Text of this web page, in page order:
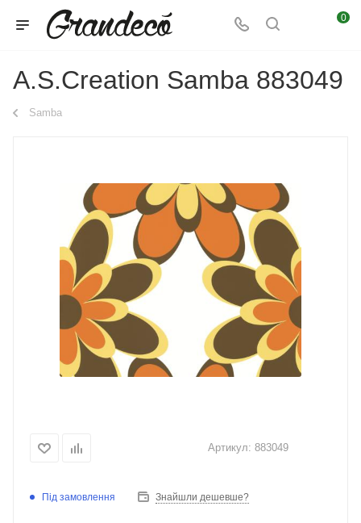
0
A.S.Creation Samba 883049
Samba
Артикул: 883049
Під замовлення Знайшли дешевше?